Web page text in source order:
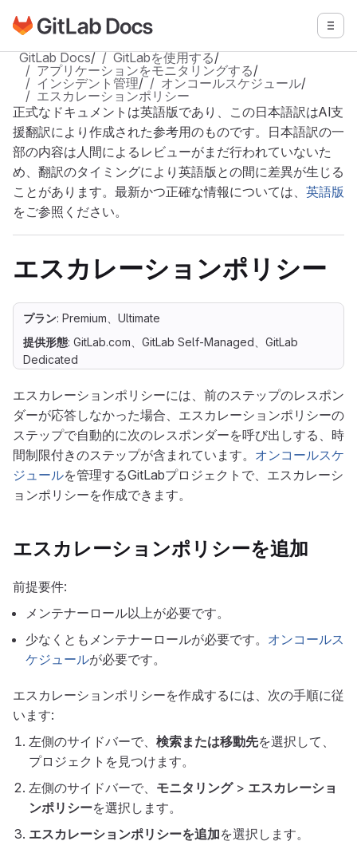
メインコンテンツにスキップ
GitLabドキュメントのホームページに移動 メニ
GitLab Docs/ GitLabを使用する/
アプリケーションをモニタリングする/
インシデント管理/ オンコールスケジュール/
エスカレーションポリシー
正式なドキュメントは英語版であり、この日本語訳はAI支
援翻訳により作成された参考用のものです。日本語訳の一
部の内容は人間によるレビューがまだ行われていないた
め、翻訳のタイミングにより英語版との間に差異が生じる
ことがあります。最新かつ正確な情報については、 英語版
をご参照ください。
エスカレーションポリシー
プラン: Premium、Ultimate
提供形態: GitLab.com、GitLab Self-Managed、GitLab
Dedicated
エスカレーションポリシーには、前のステップのレスポン
ダーが応答しなかった場合、エスカレーションポリシーの
ステップで自動的に次のレスポンダーを呼び出しする、時
間制限付きのステップが含まれています。 オンコールスケ
ジュールを管理するGitLabプロジェクトで、エスカレーシ
ョンポリシーを作成できます。
エスカレーションポリシーを追加
前提要件:
メンテナーロール以上が必要です。
少なくともメンテナーロールが必要です。 オンコールス
ケジュールが必要です。
エスカレーションポリシーを作成するには、次の手順に従
います:
左側のサイドバーで、 検索または移動先を選択して、
プロジェクトを見つけます。
左側のサイドバーで、 モニタリング> エスカレーショ
ンポリシーを選択します。
エスカレーションポリシーを追加を選択します。